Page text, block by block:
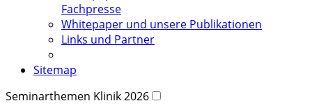
Fachpresse
Whitepaper und unsere Publikationen
Links und Partner
Sitemap
Seminarthemen Klinik 2026